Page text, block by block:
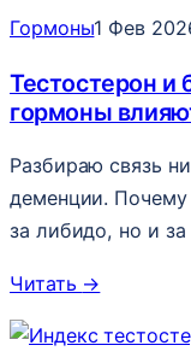
Гормоны1 Фев
Тестостерон и
гормоны
Разбираю связь
деменции.
за либидо, но и
Читать →